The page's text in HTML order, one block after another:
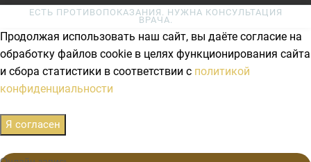
ЕСТЬ ПРОТИВОПОКАЗАНИЯ. НУЖНА КОНСУЛЬТАЦИЯ
ВРАЧА.
Продолжая использовать наш сайт, вы даёте согласие на
обработку файлов cookie в целях функционирования сайта
и сбора статистики в соответствии с политикой
конфиденциальности
Я согласен